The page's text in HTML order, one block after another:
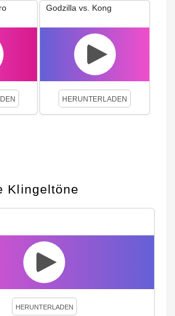
Godzilla vs. Kong
HERUNTERLADEN
Klingeltöne
HERUNTERLADEN